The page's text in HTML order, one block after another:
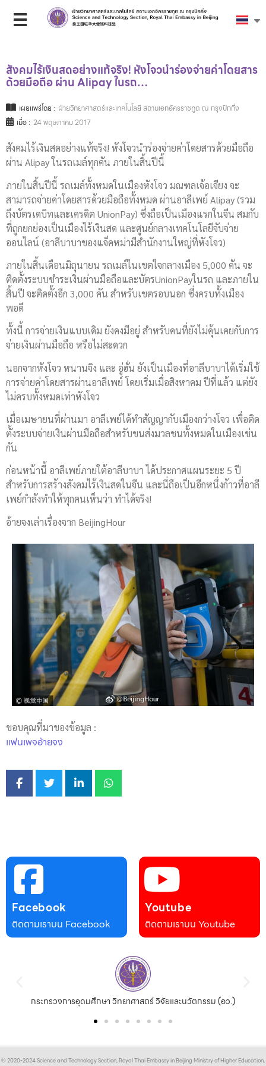
สังคมไร้เงินสดอย่างแท้จริง! หังโจวนำร่องจ่ายค่าโดยสาร
ด้วยมือถือ ผ่าน Alipay ในรถ…
เผยแพร่โดย : ฝ่ายวิทยาศาสตร์และเทคโนโลยี สถานเอกอัครราชทูต ณ กรุงปักกิ่ง
เมื่อ : 24 พฤษภาคม 2017
สังคมไร้เงินสดอย่างแท้จริง! หังโจวนำร่องจ่ายค่าโดยสารด้วยมือถือ
ผ่าน Alipay ในรถเมล์ทุกคัน ภายในสิ้นปีนี้
ภายในสิ้นปีนี้ รถเมล์ทั้งหมดในเมืองหังโจว มณฑลเจ้อเจียง จะ
สามารถจ่ายค่าโดยสารด้วยมือถือทั้งหมด ผ่านอาลีเพย์ Alipay (รวม
ถึงบัตรเดบิทและเครดิต UnionPay) ซึ่งถือเป็นเมืองแรกในจีน สมกับ
ที่ถูกยกย่องเป็นเมืองไร้เงินสด และศูนย์กลางเทคโนโลยีจับจ่าย
ออนไลน์ (อาลีบาบาของแจ็คหม่ามีสำนักงานใหญ่ที่หังโจว)
ภายในสิ้นเดือนมิถุนายน รถเมล์ในเขตใจกลางเมือง 5,000 คัน จะ
ติดตั้งระบบชำระเงินผ่านมือถือและบัตรUnionPayในรถ และภายใน
สิ้นปี จะติดตั้งอีก 3,000 คัน สำหรับเขตรอบนอก ซึ่งครบทั้งเมือง
พอดี
ทั้งนี้ การจ่ายเงินแบบเดิม ยังคงมีอยู่ สำหรับคนที่ยังไม่คุ้นเคยกับการ
จ่ายเงินผ่านมือถือ หรือไม่สะดวก
นอกจากหังโจว หนานจิง และ อู่ฮั่น ยังเป็นเมืองที่อาลีบาบาได้เริ่มใช้
การจ่ายค่าโดยสารผ่านอาลีเพย์ โดยเริ่มเมื่อสิงหาคม ปีที่แล้ว แต่ยัง
ไม่ครบทั้งหมดเท่าหังโจว
เมื่อเมษายนที่ผ่านมา อาลีเพย์ได้ทำสัญญากับเมืองกว่างโจว เพื่อติด
ตั้งระบบจ่ายเงินผ่านมือถือสำหรับขนส่งมวลชนทั้งหมดในเมืองเช่น
กัน
ก่อนหน้านี้ อาลีเพย์ภายใต้อาลีบาบา ได้ประกาศแผนระยะ 5 ปี
สำหรับการสร้างสังคมไร้เงินสดในจีน และนี่ถือเป็นอีกหนึ่งก้าวที่อาลี
เพย์กำลังทำให้ทุกคนเห็นว่า ทำได้จริง!
อ้ายจงเล่าเรื่องจาก BeijingHour
ขอบคุณที่มาของข้อมูล :
แฟนเพจอ้ายจง
Facebook
ติดตามเราบน Facebook
Youtube
ติดตามเราบน Youtube
กระทรวงการอุดมศึกษา วิทยาศาสตร์ วิจัยและนวัตกรรม (อว.)
© 2020-2024 Science and Technology Section, Royal Thai Embassy in Beijing Ministry of Higher Education,